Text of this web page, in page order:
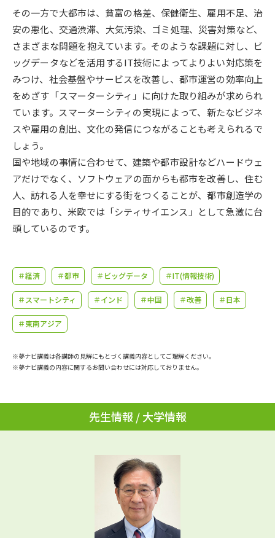
志望校・出願校を調べる
併願校選び 受験スケジュールを立てよう
先輩が入学を決めた理由 テレメール全国一斉進学調査
新生活お役立ちガイド
学問発見 学問検索
大学で学びたい学問発見
学問のミニ講義「夢ナビ講義」 学問分野解説
学問の教科書 夢ナビライブ
Ｑ＆Ａ よくあるご質問 大学進学IDについて
受付内容・発送状況の確認
テレメール
テレメール進学カタログ
訂正のご案内
その一方で大都市は、貧富の格差、保健衛生、雇用不足、治
安の悪化、交通渋滞、大気汚染、ゴミ処理、災害対策など、
さまざまな問題を抱えています。そのような課題に対し、ビ
ッグデータなどを活用するIT技術によってよりよい対応策を
みつけ、社会基盤やサービスを改善し、都市運営の効率向上
をめざす「スマーターシティ」に向けた取り組みが求められ
ています。スマーターシティの実現によって、新たなビジネ
スや雇用の創出、文化の発信につながることも考えられるで
しょう。
国や地域の事情に合わせて、建築や都市設計などハードウェ
アだけでなく、ソフトウェアの面からも都市を改善し、住む
人、訪れる人を幸せにする街をつくることが、都市創造学の
目的であり、米欧では「シティサイエンス」として急激に台
頭しているのです。
＃経済 ＃都市 ＃ビッグデータ ＃IT(情報技術)
＃スマートシティ ＃インド ＃中国 ＃改善 ＃日本
＃東南アジア
※夢ナビ講義は各講師の見解にもとづく講義内容としてご理解ください。
※夢ナビ講義の内容に関するお問い合わせには対応しておりません。
先生情報 / 大学情報